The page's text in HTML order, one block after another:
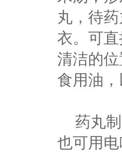
丸，待
衣。可
清洁的
食用油
药丸制
也可用